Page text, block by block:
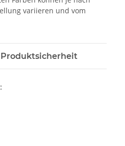
variieren und vom